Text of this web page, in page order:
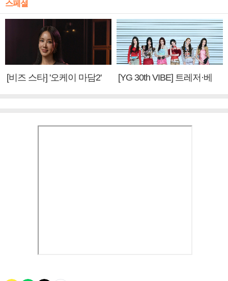
스페셜
[비즈 스타] '오케이 마담2'
[YG 30th VIBE] 트레저·베